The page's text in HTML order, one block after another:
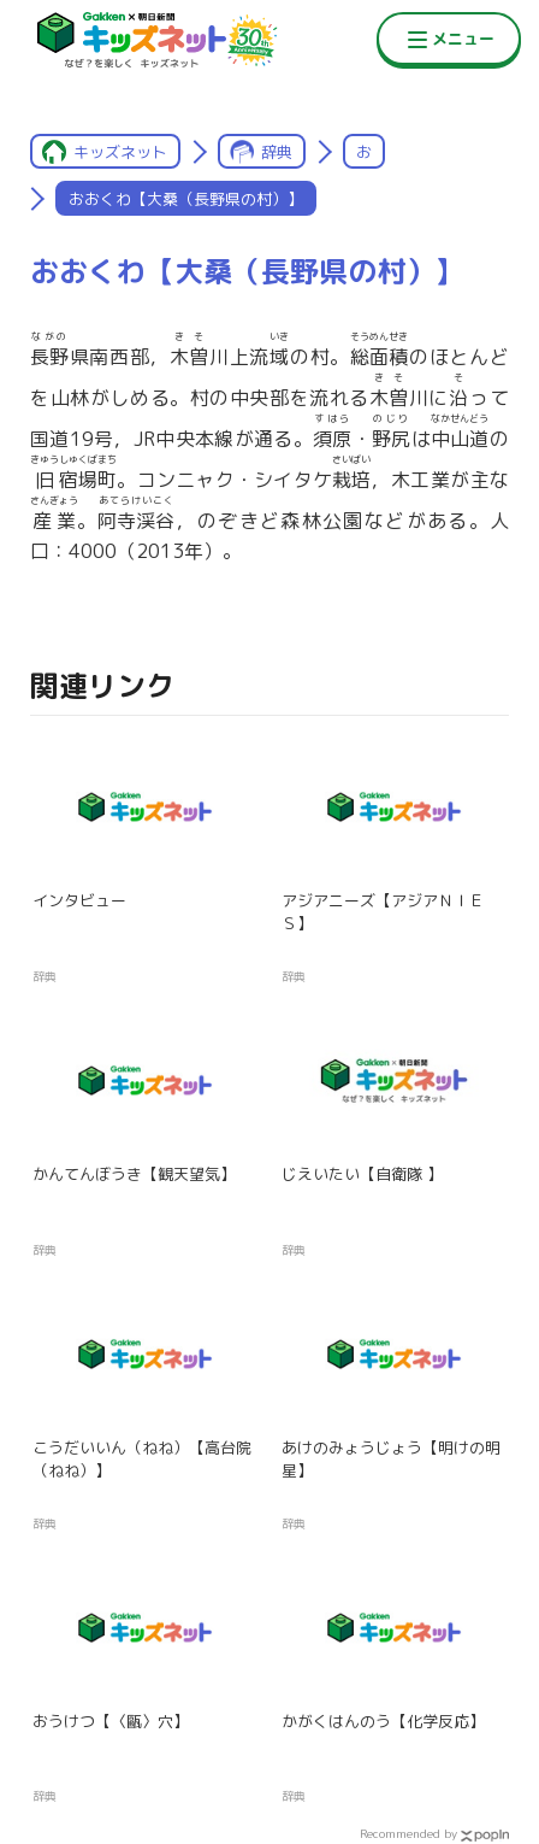
キッズネット 辞典 お
おおくわ【大桑（長野県の村）】
おおくわ【大桑（長野県の村）】
長野
ながの
県南西部， 木曽
きそ
川上流域
いき
の村。 総面積
そうめんせき
のほとんど
を山林がしめる。村の中央部を流れる木曽
きそ
川に沿
そ
って
国道19号，JR中央本線が通る。 須原
すはら
・ 野尻
のじり
は中山道
なかせんどう
の
旧
きゅう
宿場町
しゅくばまち
。コンニャク・シイタケ栽培
さいばい
，木工業が主な
産業
さんぎょう
。 阿寺渓谷
あてらけいこく
，のぞきど森林公園などがある。人
口：4000（2013年）。
関連リンク
インタビュー
辞典
アジアニーズ【アジアＮＩＥ
Ｓ】
辞典
かんてんぼうき【観天望気】
辞典
じえいたい【自衛隊 】
辞典
こうだいいん（ねね）【高台院
（ねね）】
辞典
あけのみょうじょう【明けの明
星】
辞典
おうけつ【〈甌〉穴】
辞典
かがくはんのう【化学反応】
辞典
Recommended by